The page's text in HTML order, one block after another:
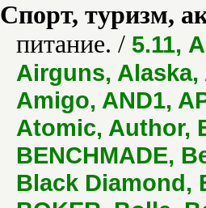
Спорт, туризм,
питание. / 5.11,
Airguns,
Amigo, AND1,
Atomic, Author,
BENCHMADE,
Black Diamond,